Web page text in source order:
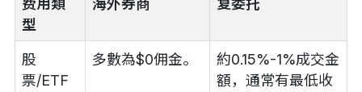
费用類
型
海外券商 复委托
股
票/ETF
多數為$0佣金。
約0.15%-1%成交金
額，通常有最低收